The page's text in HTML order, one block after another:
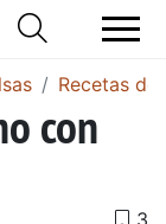
Recetas de
con